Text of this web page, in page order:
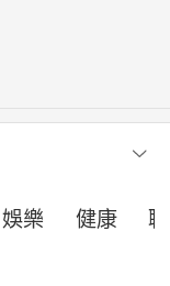
娛樂 健康